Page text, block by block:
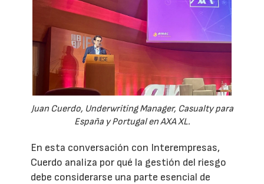
Juan Cuerdo, Underwriting Manager, Casualty para
España y Portugal en AXA XL.
En esta conversación con Interempresas,
Cuerdo analiza por qué la gestión del riesgo
debe considerarse una parte esencial de